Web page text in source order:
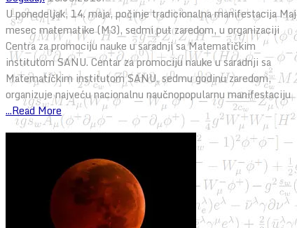
U ponedeljak, 14. maja, počinje tradicionalna manifestacija Maj
mesec matematike (M3), sedmi put zaredom, u organizaciji
Centra za promociju nauke u saradnji sa Matematičkim
institutom SANU. Centar za promociju nauke u saradnji sa
Matematičkim institutom SANU, sedmu godinu zaredom,
organizuje najveću nacionalnu naučnopopularnu manifestaciju
...Read More